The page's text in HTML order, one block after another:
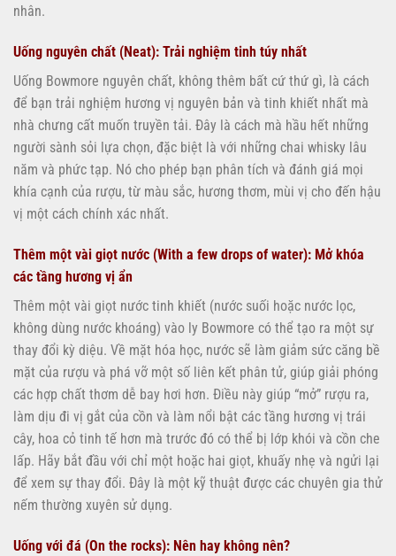
nhân.
Uống nguyên chất (Neat): Trải nghiệm tinh túy nhất
Uống Bowmore nguyên chất, không thêm bất cứ thứ gì, là cách
để bạn trải nghiệm hương vị nguyên bản và tinh khiết nhất mà
nhà chưng cất muốn truyền tải. Đây là cách mà hầu hết những
người sành sỏi lựa chọn, đặc biệt là với những chai whisky lâu
năm và phức tạp. Nó cho phép bạn phân tích và đánh giá mọi
khía cạnh của rượu, từ màu sắc, hương thơm, mùi vị cho đến hậu
vị một cách chính xác nhất.
Thêm một vài giọt nước (With a few drops of water): Mở khóa
các tầng hương vị ẩn
Thêm một vài giọt nước tinh khiết (nước suối hoặc nước lọc,
không dùng nước khoáng) vào ly Bowmore có thể tạo ra một sự
thay đổi kỳ diệu. Về mặt hóa học, nước sẽ làm giảm sức căng bề
mặt của rượu và phá vỡ một số liên kết phân tử, giúp giải phóng
các hợp chất thơm dễ bay hơi hơn. Điều này giúp “mở” rượu ra,
làm dịu đi vị gắt của cồn và làm nổi bật các tầng hương vị trái
cây, hoa cỏ tinh tế hơn mà trước đó có thể bị lớp khói và cồn che
lấp. Hãy bắt đầu với chỉ một hoặc hai giọt, khuấy nhẹ và ngửi lại
để xem sự thay đổi. Đây là một kỹ thuật được các chuyên gia thử
nếm thường xuyên sử dụng.
Uống với đá (On the rocks): Nên hay không nên?